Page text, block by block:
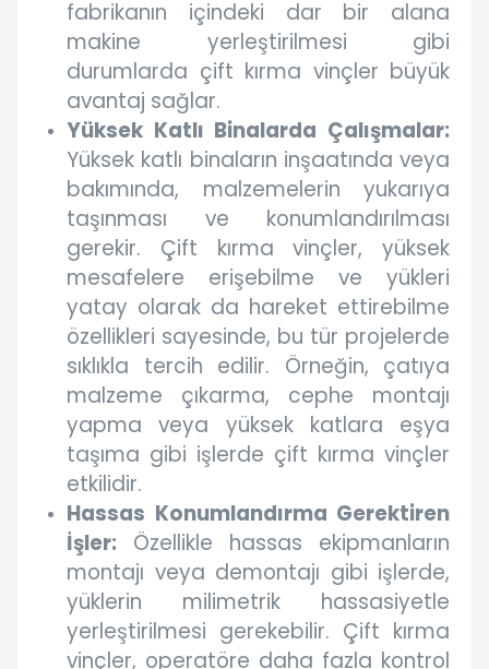
fabrikanın içindeki dar bir alana
makine yerleştirilmesi gibi
durumlarda çift kırma vinçler büyük
avantaj sağlar.
Yüksek Katlı Binalarda Çalışmalar:
Yüksek katlı binaların inşaatında veya
bakımında, malzemelerin yukarıya
taşınması ve konumlandırılması
gerekir. Çift kırma vinçler, yüksek
mesafelere erişebilme ve yükleri
yatay olarak da hareket ettirebilme
özellikleri sayesinde, bu tür projelerde
sıklıkla tercih edilir. Örneğin, çatıya
malzeme çıkarma, cephe montajı
yapma veya yüksek katlara eşya
taşıma gibi işlerde çift kırma vinçler
etkilidir.
Hassas Konumlandırma Gerektiren
İşler: Özellikle hassas ekipmanların
montajı veya demontajı gibi işlerde,
yüklerin milimetrik hassasiyetle
yerleştirilmesi gerekebilir. Çift kırma
vinçler, operatöre daha fazla kontrol